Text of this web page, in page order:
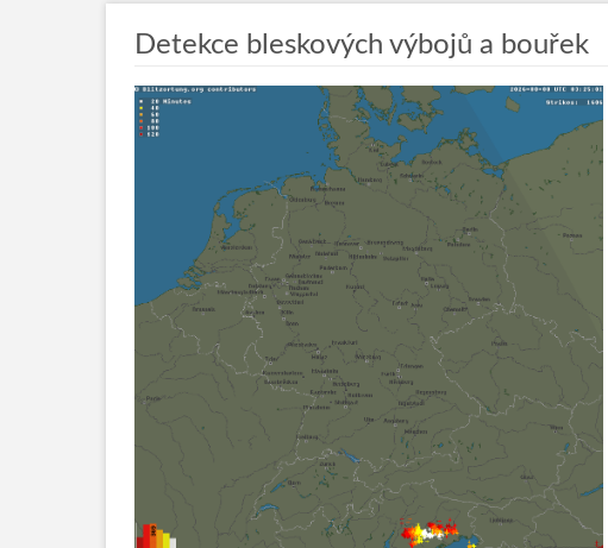
Detekce bleskových výbojů a bouřek